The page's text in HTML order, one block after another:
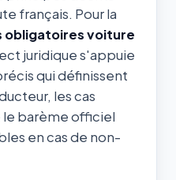
français. Pour la
obligatoires voiture
juridique s'appuie
qui définissent
les cas
barème officiel
en cas de non-